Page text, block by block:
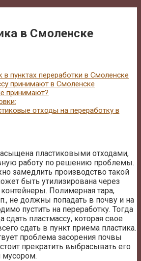
в Смоленске
в пунктах переработки в Смоленске
принимают в Смоленске
принимают?
отходы на переработку в
пластиковыми отходами,
работу по решению проблемы.
замедлить производство такой
быть утилизирована через
Полимерная тара,
не должны попадать в почву и на
пустить на переработку. Тогда
сдать пластмассу, которая свое
сдать в пункт приема пластика.
проблема засорения почвы
прекратить выбрасывать его
мусором.